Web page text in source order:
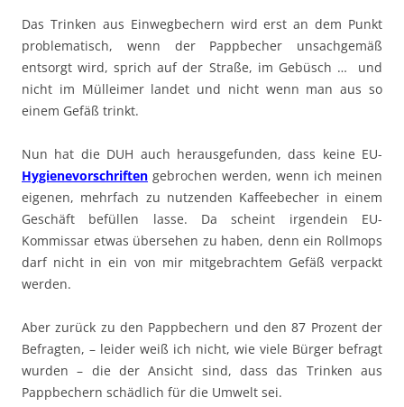
Das Trinken aus Einwegbechern wird erst an dem Punkt
problematisch, wenn der Pappbecher unsachgemäß
entsorgt wird, sprich auf der Straße, im Gebüsch … und
nicht im Mülleimer landet und nicht wenn man aus so
einem Gefäß trinkt.
Nun hat die DUH auch herausgefunden, dass keine EU-
Hygienevorschriften gebrochen werden, wenn ich meinen
eigenen, mehrfach zu nutzenden Kaffeebecher in einem
Geschäft befüllen lasse. Da scheint irgendein EU-
Kommissar etwas übersehen zu haben, denn ein Rollmops
darf nicht in ein von mir mitgebrachtem Gefäß verpackt
werden.
Aber zurück zu den Pappbechern und den 87 Prozent der
Befragten, – leider weiß ich nicht, wie viele Bürger befragt
wurden – die der Ansicht sind, dass das Trinken aus
Pappbechern schädlich für die Umwelt sei.